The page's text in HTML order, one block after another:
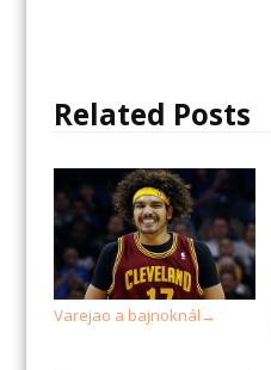
Related Posts
Varejao a bajnoknál →